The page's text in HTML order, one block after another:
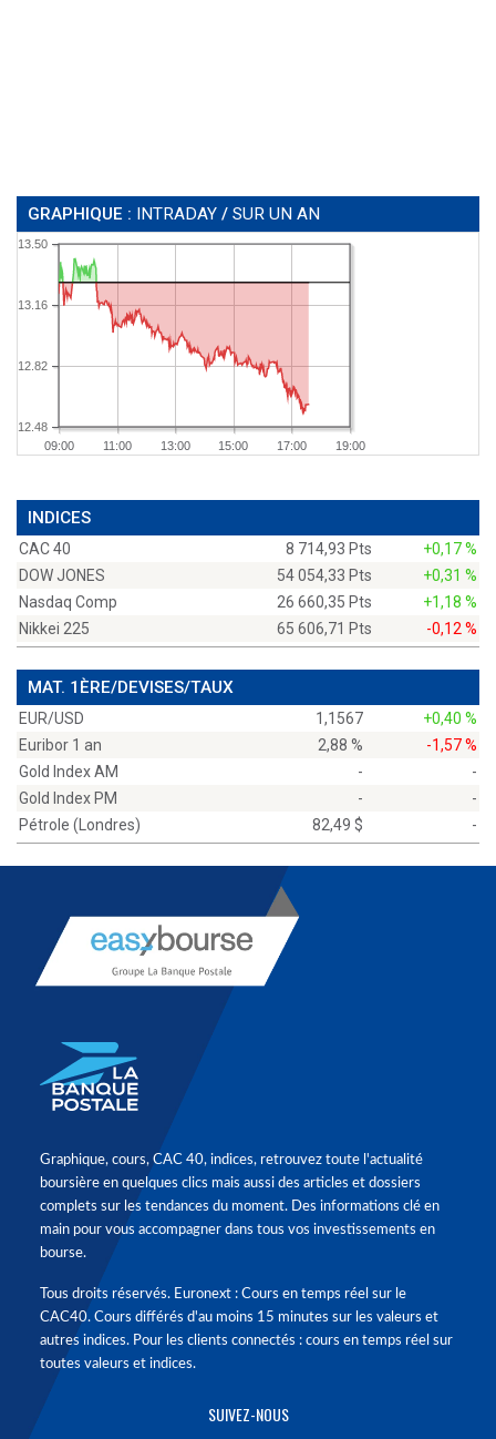
GRAPHIQUE : INTRADAY / SUR UN AN
09:00 11:00 13:00 15:00 17:00 19:00
12.48
12.82
13.16
13.50
INDICES
CAC 40 8 714,93 Pts
+0,17 %
DOW JONES
54 054,33 Pts
+0,31 %
Nasdaq Comp
26 660,35 Pts
+1,18 %
Nikkei 225
65 606,71 Pts -0,12 %
MAT. 1ÈRE/DEVISES/TAUX
EUR/USD 1,1567
+0,40 %
Euribor 1 an
2,88 %
-1,57 %
Gold Index AM
-
-
Gold Index PM
-
-
Pétrole (Londres)
82,49 $ -
Graphique, cours, CAC 40, indices, retrouvez toute l'actualité
boursière en quelques clics mais aussi des articles et dossiers
complets sur les tendances du moment. Des informations clé en
main pour vous accompagner dans tous vos investissements en
bourse.
Tous droits réservés. Euronext : Cours en temps réel sur le
CAC40. Cours différés d'au moins 15 minutes sur les valeurs et
autres indices. Pour les clients connectés : cours en temps réel sur
toutes valeurs et indices.
SUIVEZ-NOUS